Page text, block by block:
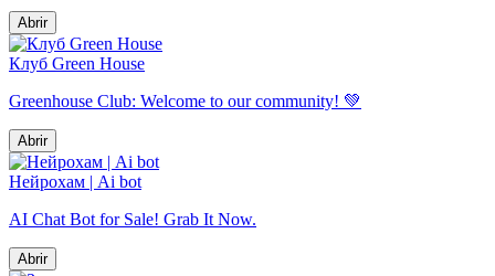
Abrir
Клуб Green House
Greenhouse Club: Welcome to our community! 💚
Abrir
Нейрохам | Ai bot
AI Chat Bot for Sale! Grab It Now.
Abrir